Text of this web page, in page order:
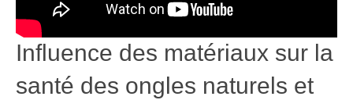
Influence des matériaux sur la
santé des ongles naturels et